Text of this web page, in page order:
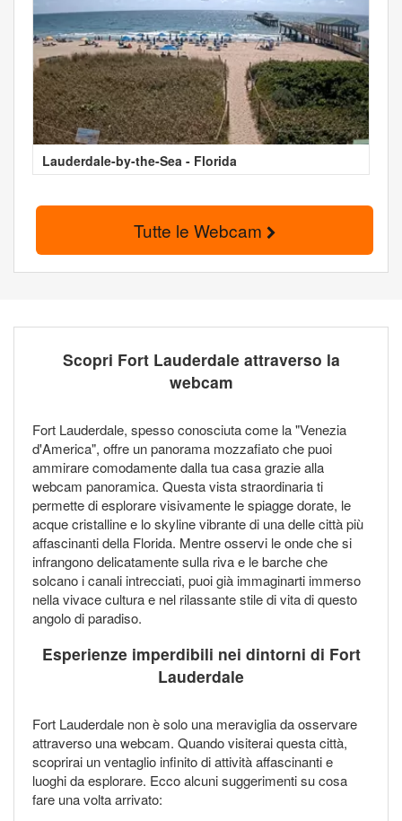
Lauderdale-by-the-Sea - Florida
Tutte le Webcam
Scopri Fort Lauderdale attraverso la
webcam
Fort Lauderdale, spesso conosciuta come la "Venezia
d'America", offre un panorama mozzafiato che puoi
ammirare comodamente dalla tua casa grazie alla
webcam panoramica. Questa vista straordinaria ti
permette di esplorare visivamente le spiagge dorate, le
acque cristalline e lo skyline vibrante di una delle città più
affascinanti della Florida. Mentre osservi le onde che si
infrangono delicatamente sulla riva e le barche che
solcano i canali intrecciati, puoi già immaginarti immerso
nella vivace cultura e nel rilassante stile di vita di questo
angolo di paradiso.
Esperienze imperdibili nei dintorni di Fort
Lauderdale
Fort Lauderdale non è solo una meraviglia da osservare
attraverso una webcam. Quando visiterai questa città,
scoprirai un ventaglio infinito di attività affascinanti e
luoghi da esplorare. Ecco alcuni suggerimenti su cosa
fare una volta arrivato: